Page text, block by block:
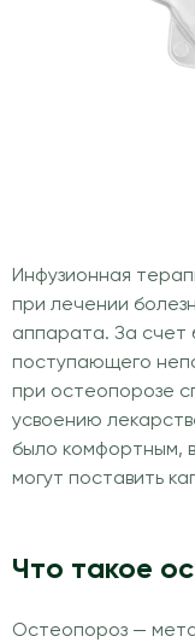
Инфузионная
при лечении
аппарата. За счет
поступающего
при остеопорозе
усвоению
было комфортным,
могут поставить
Что такое
Остеопороз —